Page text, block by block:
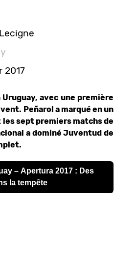
2017
avec une première
Peñarol a marqué en un
sept premiers matchs de
a dominé Juventud de
la tempête